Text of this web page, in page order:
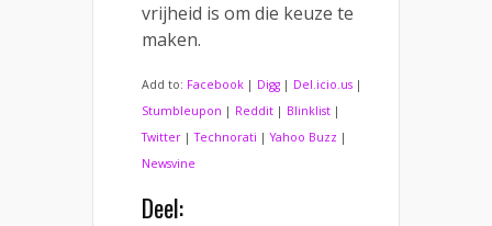
vrijheid is om die keuze te
maken.
Add to: Facebook | Digg | Del.icio.us |
Stumbleupon | Reddit | Blinklist |
Twitter |Technorati |Yahoo Buzz |
Newsvine
Deel: